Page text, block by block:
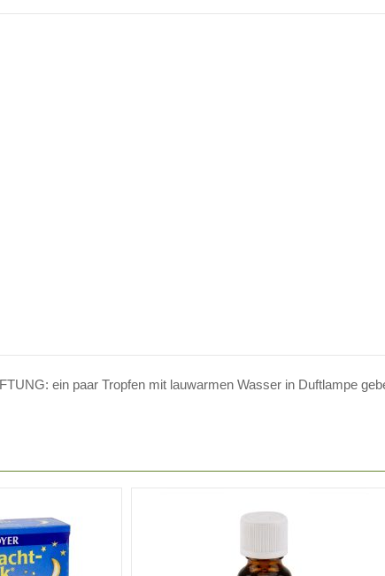
ein paar Tropfen mit lauwarmen Wasser in Duftlampe